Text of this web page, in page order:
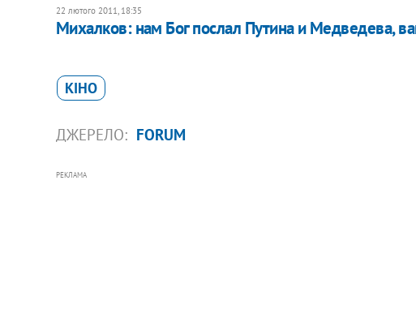
22 лютого 2011, 18:35
Михалков: нам Бог послал Путина и Медведева,
КІНО
ДЖЕРЕЛО: FORUM
РЕКЛАМА